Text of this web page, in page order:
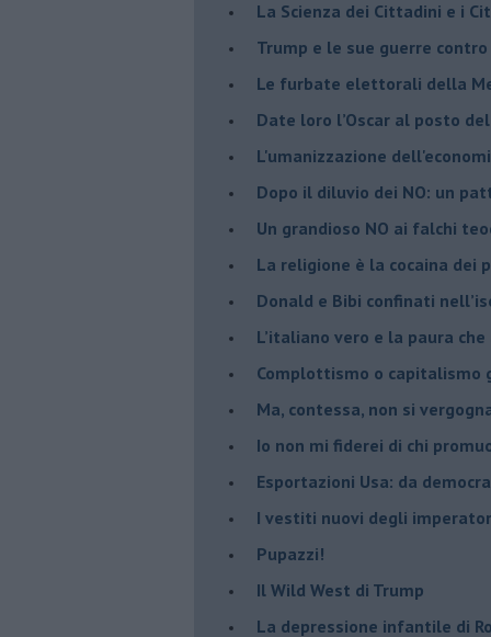
​La Scienza dei Cittadini e i
Trump e le sue guerre
​Le furbate elettorali della
​Date loro l’Oscar al posto
L'umanizzazione
​Dopo il diluvio dei NO: un
​Un grandioso NO ai falchi
La religione è la cocaina dei
Donald e Bibi confinati
L’italiano vero e la paura
​Complottismo o capitalismo
​Ma, contessa, non si
​Io non mi fiderei di chi
Esportazioni Usa: da
​I vestiti nuovi degli
​Pupazzi!
​Il Wild West di Trump
​La depressione infantile di